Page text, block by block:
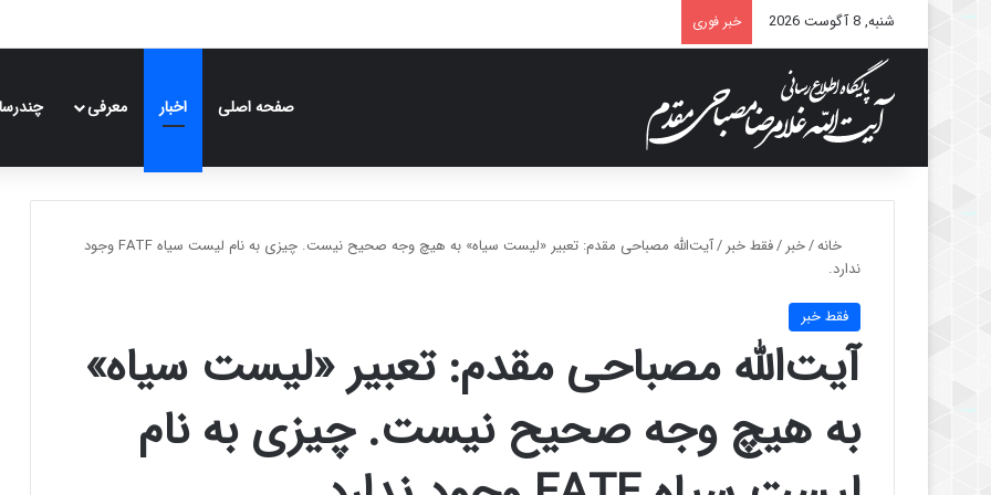
شنبه, 8 آگوست 2026 خبر فوری
صفحه اصلی اخبار معرفی
خانه/خبر /فقط خبر /
آیت‌الله مصباحی مقدم: تعبیر «لیست سیاه» به هیچ وجه صحیح نیست. چیزی به نام لیست سیاه FATF وجود
ندارد.
فقط خبر
آیت‌الله مصباحی مقدم: تعبیر «لیست سیاه»
به هیچ وجه صحیح نیست. چیزی به نام